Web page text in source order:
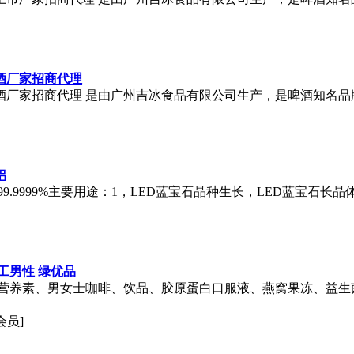
厂家招商代理
厂家招商代理 是由广州吉冰食品有限公司生产，是啤酒知名
主要用途：1，LED蓝宝石晶种生长，LED蓝宝石长晶
男性 绿优品
养素、男女士咖啡、饮品、胶原蛋白口服液、燕窝果冻、益
员]